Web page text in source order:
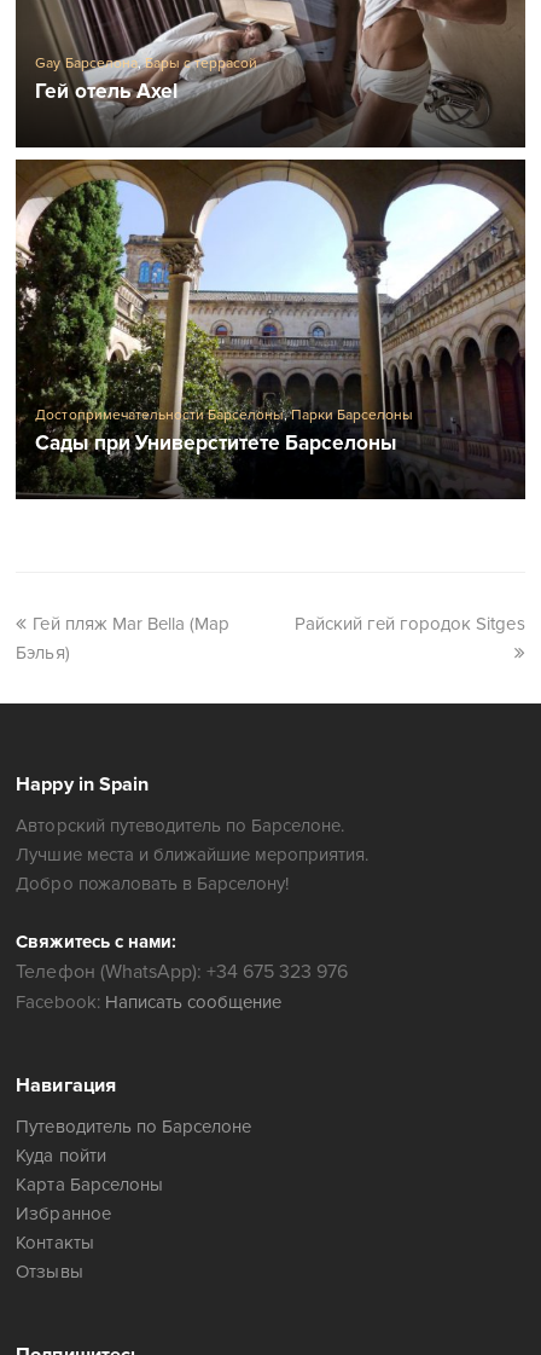
Gay Барселона,Бары с террасой
Гей отель Axel
Достопримечательности Барселоны,Парки Барселоны
Сады при Универститете Барселоны
Гей пляж Mar Bella (Мар
Бэлья)
Райский гей городок Sitges
Happy in Spain
Авторский путеводитель по Барселоне.
Лучшие места и ближайшие мероприятия.
Добро пожаловать в Барселону!
Свяжитесь с нами:
Телефон (WhatsApp): +34 675 323 976
Facebook: Написать сообщение
Навигация
Путеводитель по Барселоне
Куда пойти
Карта Барселоны
Избранное
Контакты
Отзывы